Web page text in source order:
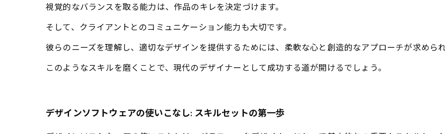
視覚的なバランスを取る能力は、作品のキレを決定づけます。
そして、クライアントとのコミュニケーション能力も大切です。
彼らのニーズを理解し、適切なデザインを提供するためには、柔軟な心と創造的なアプローチが求められ
このようなスキルを磨くことで、現代のデザイナーとして成功する道が開けるでしょう。
デザインソフトウェアの使いこなし: スキルセットの第一歩